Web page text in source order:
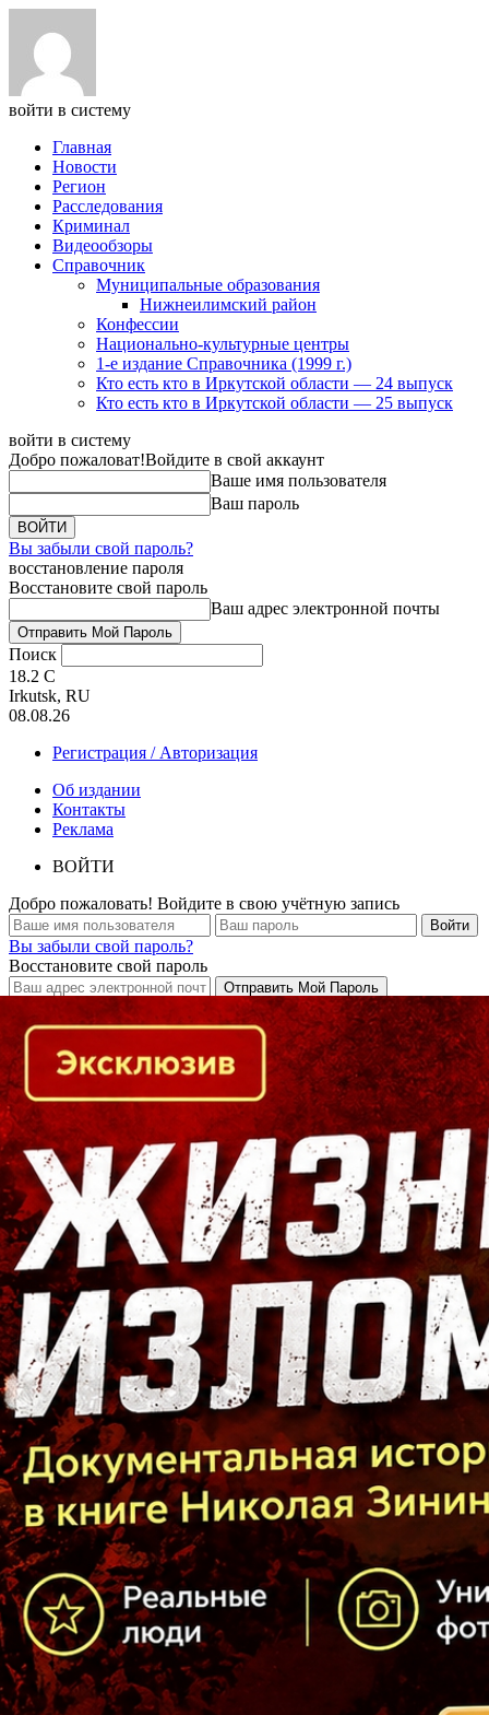
войти в систему
Главная
Новости
Регион
Расследования
Криминал
Видеообзоры
Справочник
Муниципальные образования
Нижнеилимский район
Конфессии
Национально-культурные центры
1-е издание Справочника (1999 г.)
Кто есть кто в Иркутской области — 24 выпуск
Кто есть кто в Иркутской области — 25 выпуск
войти в систему
Добро пожаловат!Войдите в свой аккаунт
Ваше имя пользователя
Ваш пароль
Вы забыли свой пароль?
восстановление пароля
Восстановите свой пароль
Ваш адрес электронной почты
Поиск
18.2 C
Irkutsk, RU
08.08.26
Регистрация / Авторизация
Об издании
Контакты
Реклама
ВОЙТИ
Добро пожаловать! Войдите в свою учётную запись
Вы забыли свой пароль?
Восстановите свой пароль
Кто есть кто в Байкальском регионе